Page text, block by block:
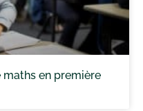
en première